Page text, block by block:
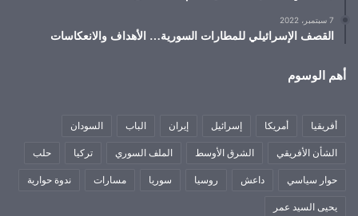
7 سبتمبر، 2022
القصف الإسرائيلي للمطارات السورية… الأهداف والانعكاسات
أهم الوسوم
أفريقيا أمريكا إسرائيل إيران الباب السودان
الشأن الأفريقي الشرق الأوسط الملف السوري تركيا حلب
حوار سياسي داعش روسيا سوريا مسارات ندوة حوارية
يحيى السيد عمر